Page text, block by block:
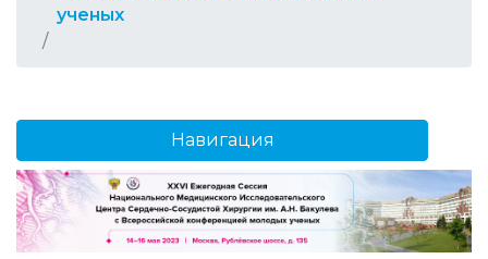
ученых
Навигация